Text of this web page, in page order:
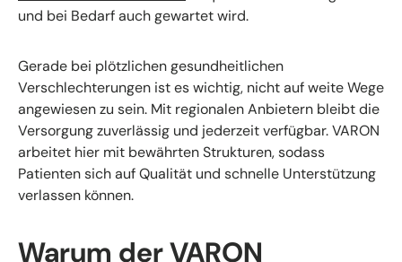
und bei Bedarf auch gewartet wird.
Gerade bei plötzlichen gesundheitlichen
Verschlechterungen ist es wichtig, nicht auf weite Wege
angewiesen zu sein. Mit regionalen Anbietern bleibt die
Versorgung zuverlässig und jederzeit verfügbar. VARON
arbeitet hier mit bewährten Strukturen, sodass
Patienten sich auf Qualität und schnelle Unterstützung
verlassen können.
Warum der VARON